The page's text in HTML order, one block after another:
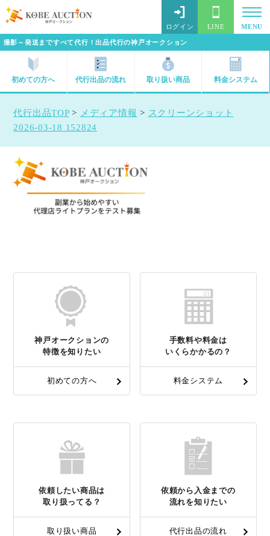
撮影～発送まですべて代行！出品代行の神戸オークション
ログイン LINE MENU
初めての方へ 代行出品の流れ 取り扱い商品 料金システム
代行出品TOP> メディア情報 > スクリーンショット
2026-03-18 152824
神戸オークションの
特徴を知りたい
初めての方へ
手数料や料金は
いくらかかるの？
料金システム
依頼したい商品は
取り扱ってる？
取り扱い商品
依頼から入金までの
流れを知りたい
代行出品の流れ